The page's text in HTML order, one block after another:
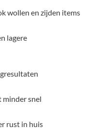
wollen en zijden items
lagere
minder snel
rust in huis